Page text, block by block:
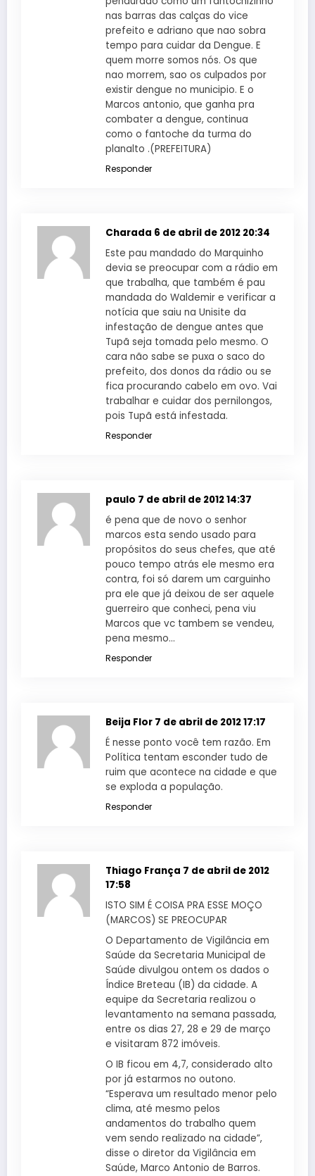
nas barras das calças do vice
prefeito e adriano que nao sobra
tempo para cuidar da Dengue. E
quem morre somos nós. Os que
nao morrem, sao os culpados por
existir dengue no municipio. E o
Marcos antonio, que ganha pra
combater a dengue, continua
como o fantoche da turma do
planalto .(PREFEITURA)
Responder
Charada 6 de abril de 2012 20:34
Este pau mandado do Marquinho
devia se preocupar com a rádio em
que trabalha, que também é pau
mandada do Waldemir e verificar a
notícia que saiu na Unisite da
infestação de dengue antes que
Tupã seja tomada pelo mesmo. O
cara não sabe se puxa o saco do
prefeito, dos donos da rádio ou se
fica procurando cabelo em ovo. Vai
trabalhar e cuidar dos pernilongos,
pois Tupã está infestada.
Responder
paulo 7 de abril de 2012 14:37
é pena que de novo o senhor
marcos esta sendo usado para
propósitos do seus chefes, que até
pouco tempo atrás ele mesmo era
contra, foi só darem um carguinho
pra ele que já deixou de ser aquele
guerreiro que conheci, pena viu
Marcos que vc tambem se vendeu,
pena mesmo…
Responder
Beija Flor 7 de abril de 2012 17:17
É nesse ponto você tem razão. Em
Política tentam esconder tudo de
ruim que acontece na cidade e que
se exploda a população.
Responder
Thiago França 7 de abril de 2012
17:58
ISTO SIM É COISA PRA ESSE MOÇO
(MARCOS) SE PREOCUPAR
O Departamento de Vigilância em
Saúde da Secretaria Municipal de
Saúde divulgou ontem os dados o
Índice Breteau (IB) da cidade. A
equipe da Secretaria realizou o
levantamento na semana passada,
entre os dias 27, 28 e 29 de março
e visitaram 872 imóveis.
O IB ficou em 4,7, considerado alto
por já estarmos no outono.
“Esperava um resultado menor pelo
clima, até mesmo pelos
andamentos do trabalho quem
vem sendo realizado na cidade”,
disse o diretor da Vigilância em
Saúde, Marco Antonio de Barros.